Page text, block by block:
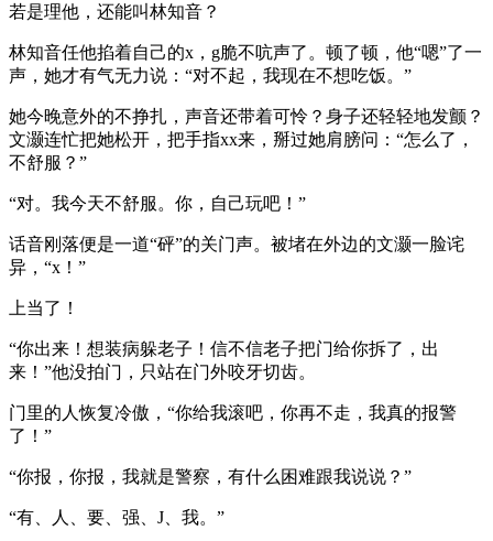
若是理他，还能叫林知音？
林知音任他掐着自己的x，g脆不吭声了。顿了顿，他“嗯”了一
声，她才有气无力说：“对不起，我现在不想吃饭。”
她今晚意外的不挣扎，声音还带着可怜？身子还轻轻地发颤？
文灏连忙把她松开，把手指xx来，掰过她肩膀问：“怎么了，
不舒服？”
“对。我今天不舒服。你，自己玩吧！”
话音刚落便是一道“砰”的关门声。被堵在外边的文灏一脸诧
异，“x！”
上当了！
“你出来！想装病躲老子！信不信老子把门给你拆了，出
来！”他没拍门，只站在门外咬牙切齿。
门里的人恢复冷傲，“你给我滚吧，你再不走，我真的报警
了！”
“你报，你报，我就是警察，有什么困难跟我说说？”
“有、人、要、强、J、我。”